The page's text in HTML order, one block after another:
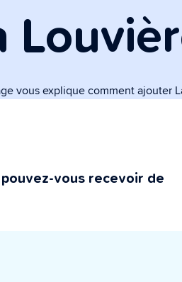
administratif
vous explique comment ajouter
vous recevoir de